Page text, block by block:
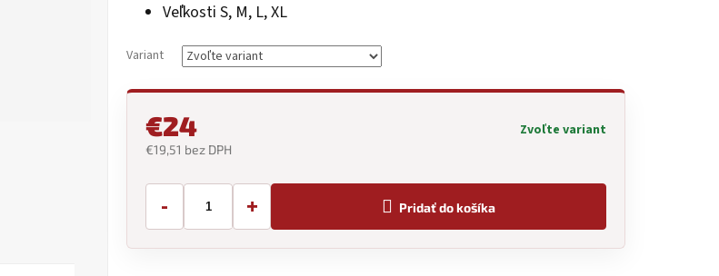
Veľkosti S, M, L, XL
Variant
€24
€19,51 bez DPH
Zvoľte variant
- + Pridať do košíka